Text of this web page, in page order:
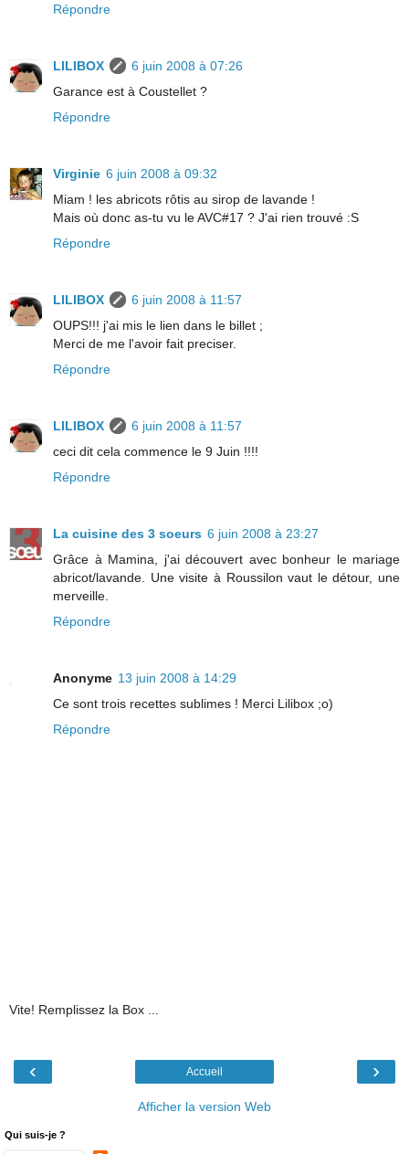
Répondre
LILIBOX
6 juin 2008 à 07:26
Garance est à Coustellet ?
Répondre
Virginie 6 juin 2008 à 09:32
Miam ! les abricots rôtis au sirop de lavande !
Mais où donc as-tu vu le AVC#17 ? J'ai rien trouvé :S
Répondre
LILIBOX
6 juin 2008 à 11:57
OUPS!!! j'ai mis le lien dans le billet ;
Merci de me l'avoir fait preciser.
Répondre
LILIBOX
6 juin 2008 à 11:57
ceci dit cela commence le 9 Juin !!!!
Répondre
La cuisine des 3 soeurs 6 juin 2008 à 23:27
Grâce à Mamina, j'ai découvert avec bonheur le mariage
abricot/lavande. Une visite à Roussilon vaut le détour, une
merveille.
Répondre
Anonyme 13 juin 2008 à 14:29
Ce sont trois recettes sublimes ! Merci Lilibox ;o)
Répondre
Vite! Remplissez la Box ...
‹ ›
Accueil
Afficher la version Web
Qui suis-je ?